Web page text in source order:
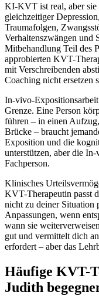
KI-KVT ist real, aber sie
gleichzeitiger
Traumafolgen,
Verhaltenszwängen und
Mitbehandlung Teil des
approbierten KVT-
mit Verschreibenden
Coaching nicht ersetzen
In-vivo-
Grenze. Eine Person
führen – in einen
Brücke – braucht
Exposition und die
unterstützen, aber die
Fachperson.
Klinisches
KVT-Therapeutin passt
nicht zu deiner Situation
Anpassungen, wenn
wann sie
gut und vermittelt dich
erfordert – aber das
Häufige KVT-
Judith